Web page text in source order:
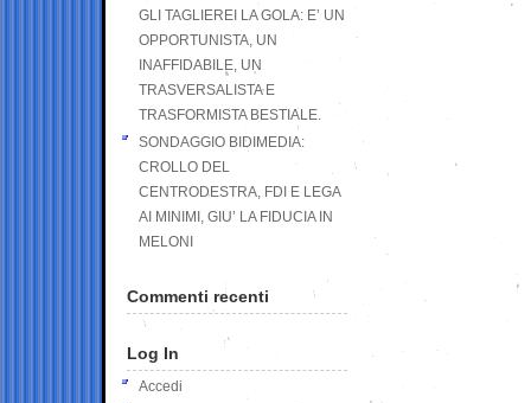
GLI TAGLIEREI LA GOLA: E’ UN
OPPORTUNISTA, UN
INAFFIDABILE, UN
TRASVERSALISTA E
TRASFORMISTA BESTIALE.
SONDAGGIO BIDIMEDIA:
CROLLO DEL
CENTRODESTRA, FDI E LEGA
AI MINIMI, GIU’ LA FIDUCIA IN
MELONI
Commenti recenti
Log In
Accedi